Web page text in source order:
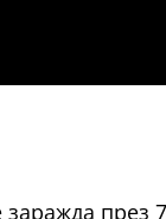
през